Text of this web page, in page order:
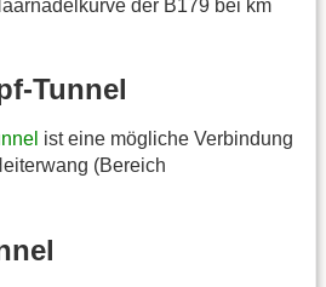
der B179 bei km
Tunnel
ist eine mögliche Verbindung
(Bereich